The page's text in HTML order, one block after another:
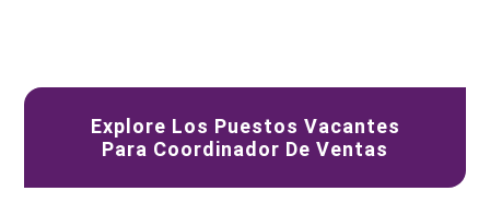
Explore Los Puestos Vacantes
Para Coordinador De Ventas